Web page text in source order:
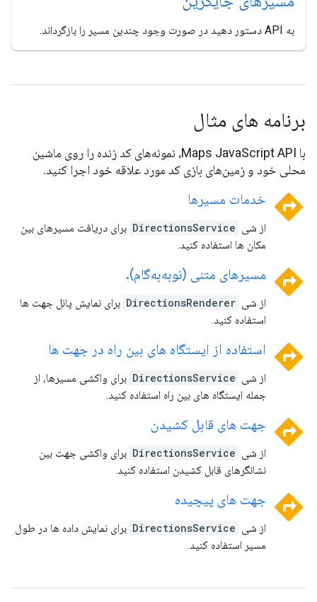
به API دستور دهید در صورت وجود چندین مسیر را بازگرداند.
برنامه های مثال
با Maps JavaScript API، نمونه‌های کد زنده را روی ماشین
محلی خود و زمین‌های بازی کد مورد علاقه خود اجرا کنید.
directions خدمات مسیرها
از شی DirectionsService برای دریافت مسیرهای بین
مکان ها استفاده کنید.
directions مسیرهای متنی (نوبه‌به‌گام).
از شی DirectionsRenderer برای نمایش پانل جهت ها
استفاده کنید.
directions استفاده از ایستگاه های بین راه در جهت ها
از شی DirectionsService برای واکشی مسیرها، از
جمله ایستگاه های بین راه استفاده کنید.
directions جهت های قابل کشیدن
از شی DirectionsService برای واکشی جهت بین
نشانگرهای قابل کشیدن استفاده کنید.
directions جهت های پیچیده
از شی DirectionsService برای نمایش داده ها در طول
مسیر استفاده کنید.